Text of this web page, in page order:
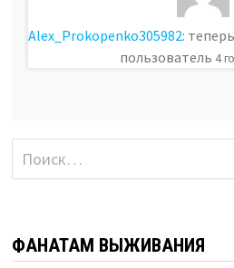
Alex_Prokopenko305982:
пользователь 4
Найти:
ФАНАТАМ ВЫЖИВАНИЯ